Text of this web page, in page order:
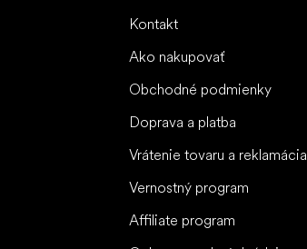
Kontakt
Ako nakupovať
Obchodné podmienky
Doprava a platba
Vrátenie tovaru a reklamácia
Vernostný program
Affiliate program